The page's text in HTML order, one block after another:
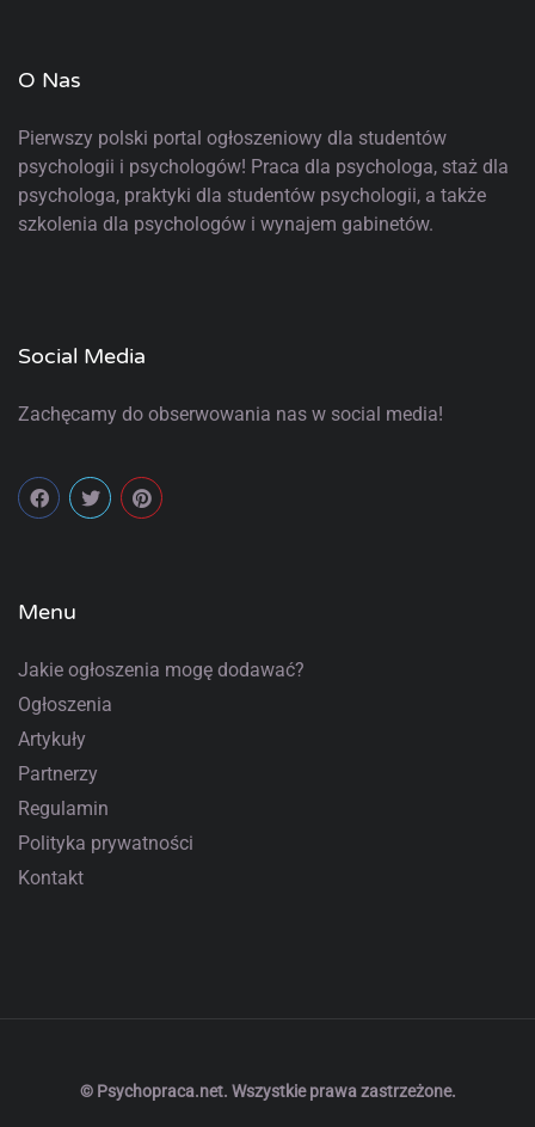
O Nas
Pierwszy polski portal ogłoszeniowy dla studentów
psychologii i psychologów! Praca dla psychologa, staż dla
psychologa, praktyki dla studentów psychologii, a także
szkolenia dla psychologów i wynajem gabinetów.
Social Media
Zachęcamy do obserwowania nas w social media!
Menu
Jakie ogłoszenia mogę dodawać?
Ogłoszenia
Artykuły
Partnerzy
Regulamin
Polityka prywatności
Kontakt
© Psychopraca.net. Wszystkie prawa zastrzeżone.